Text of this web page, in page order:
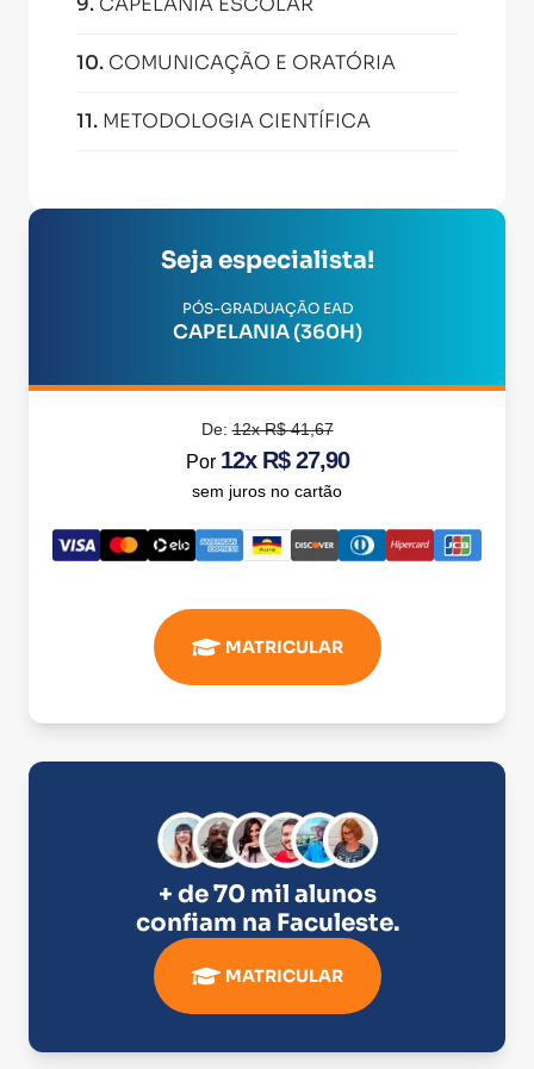
10. COMUNICAÇÃO E ORATÓRIA
11. METODOLOGIA CIENTÍFICA
Seja especialista!
PÓS-GRADUAÇÃO EAD
CAPELANIA (360H)
De:12x R$ 41,67
Por 12x R$ 27,90
sem juros no cartão
MATRICULAR
+ de 70 mil alunos
confiam na Faculeste.
MATRICULAR